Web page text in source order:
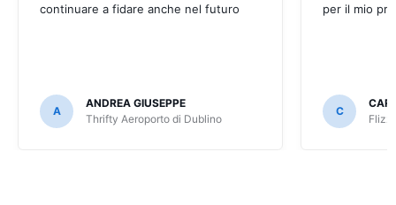
continuare a fidare anche nel futuro
A
ANDREA GIUSEPPE
Thrifty Aeroporto di Dublino
per il mio
C